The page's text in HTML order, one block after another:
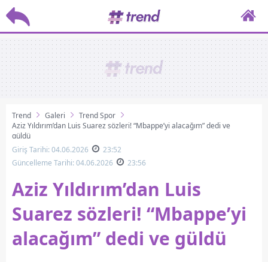
Trend Galeri
Trend Spor
Aziz Yıldırım’dan Luis Suarez sözleri! “Mbappe’yi alacağım” dedi ve
güldü
Giriş Tarihi: 04.06.2026
23:52
Güncelleme Tarihi: 04.06.2026
23:56
Aziz Yıldırım’dan Luis
Suarez sözleri! “Mbappe’yi
alacağım” dedi ve güldü